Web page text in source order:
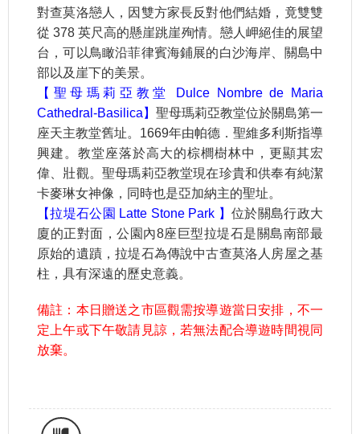
對查莫洛戀人，因雙方家長反對他們結婚，竟雙雙
從 378 英尺高的懸崖跳崖殉情。戀人岬絕佳的展望
台，可以鳥瞰沿菲律賓海鋪展的白沙海岸、關島中
部以及崖下的美景。
【聖母瑪莉亞教堂 Dulce Nombre de Maria
Cathedral-Basilica】 聖母瑪莉亞教堂位於關島第一
座天主教堂舊址。1669年由帕德．聖維多利斯指導
興建。教堂座落於高大的棕櫚樹林中，更顯其宏
偉、壯觀。聖母瑪莉亞教堂現在珍貴和供奉有純潔
卡麥琳女神像，同時也是亞加納主的聖址。
【拉堤石公園 Latte Stone Park 】 位於關島行政大
廈的正對面，公園內8座巨型拉堤石是關島南部最
原始的遺蹟，拉堤石為傳說中古查莫洛人房屋之基
柱，具有深遠的歷史意義。
備註：本日贈送之市區觀需按導遊當日安排，不一
定上午或下午敬請見諒，若無法配合導遊時間視同
放棄。